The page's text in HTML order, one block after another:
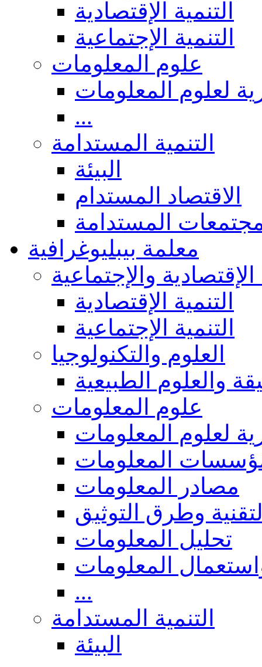
التنمية الإقتصادية
التنمية الإجتماعية
علوم المعلومات
لعلوم المعلومات
...
التنمية المستدامة
البيئة
الاقتصاد المستدام
المستدامة
معلمة بيبليوغرافية
الإقتصادية والإجتماعية
التنمية الإقتصادية
التنمية الإجتماعية
العلوم والتكنولوجيا
والعلوم الطبيعية
علوم المعلومات
لعلوم المعلومات
المعلومات
مصادر المعلومات
وطرق التوثيق
تحليل المعلومات
المعلومات
...
التنمية المستدامة
البيئة